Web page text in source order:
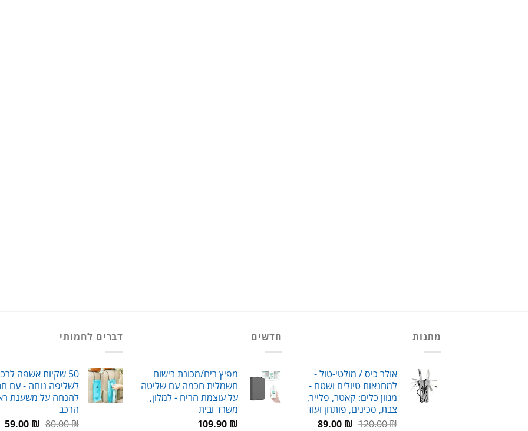
מתנות
אולר כיס / מולטי-טול -
למחנאות טיולים ושטח -
מגוון כלים: קאטר, פלייר,
צבת, סכינים, פותחן ועוד
120.00₪
המחיר89.00 ₪
המחיר
חדשים
מפיץ ריח/מכונת בישום
חשמלית חכמה עם שליטה
על עוצמת הריח - למלון,
משרד ובית
109.90 ₪
דברים לחמותי
50 שקיות אשפה
לשליפה נוחה - עם
להנחה על משענת
הרכב
80.00₪
המחיר59.00 ₪